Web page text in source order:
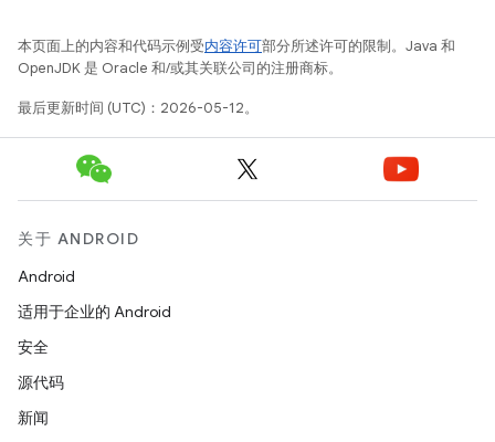
本页面上的内容和代码示例受内容许可部分所述许可的限制。Java 和
OpenJDK 是 Oracle 和/或其关联公司的注册商标。
最后更新时间 (UTC)：2026-05-12。
关于 ANDROID
Android
适用于企业的 Android
安全
源代码
新闻